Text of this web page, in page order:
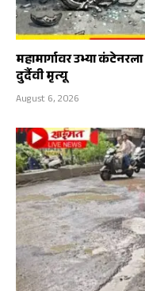
महामार्गावर उभ्या
दुर्दैवी मृत्यू
August 6, 2026